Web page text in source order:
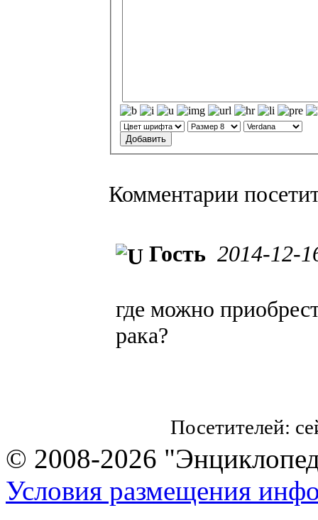
Комментарии
Гость 2014-12-
где можно
рака?
Посетителей:
© 2008-2026
Условия размещения